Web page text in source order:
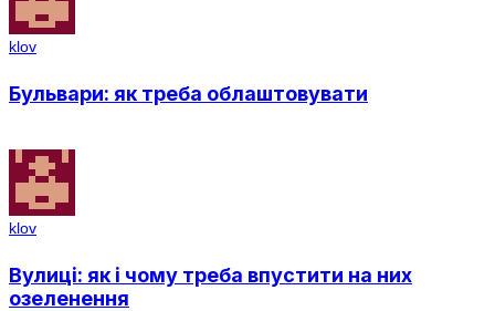
klov
Бульвари: як треба облаштовувати
klov
Вулиці: як і чому треба впустити на них
озеленення